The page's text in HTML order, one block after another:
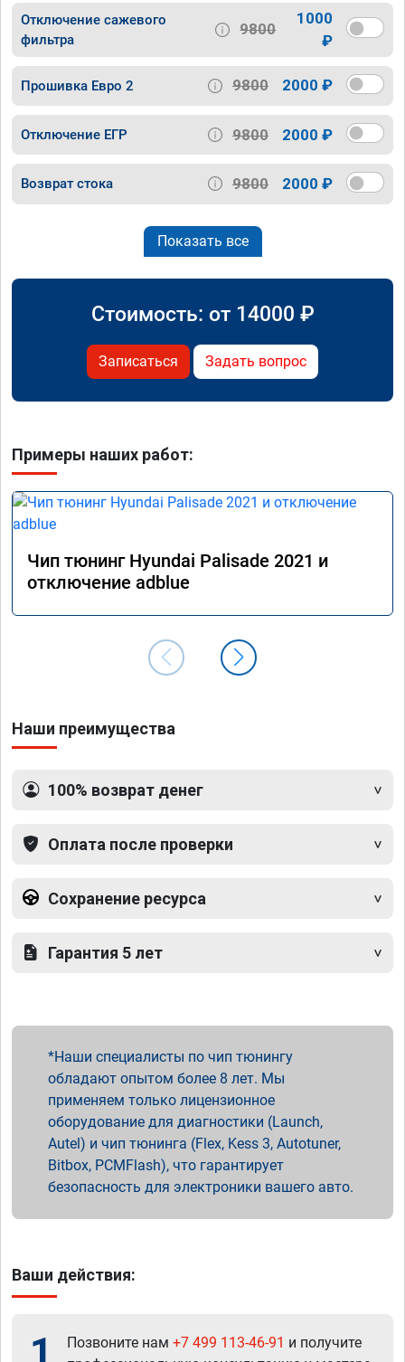
Отключение сажевого
фильтра
9800
1000
₽
Прошивка Евро 2 9800 2000 ₽
Отключение ЕГР 9800 2000 ₽
Возврат стока 9800 2000 ₽
Показать все
Стоимость: от 14000 ₽
Записаться Задать вопрос
Примеры наших работ:
Чип тюнинг Hyundai Palisade 2021 и
отключение adblue
Наши преимущества
100% возврат денег
Оплата после проверки
Сохранение ресурса
Гарантия 5 лет
Наши специалисты по чип тюнингу
обладают опытом более 8 лет. Мы
применяем только лицензионное
оборудование для диагностики (Launch,
Autel) и чип тюнинга (Flex, Kess 3, Autotuner,
Bitbox, PCMFlash), что гарантирует
безопасность для электроники вашего авто.
Ваши действия:
1 Позвоните нам +7 499 113-46-91 и получите